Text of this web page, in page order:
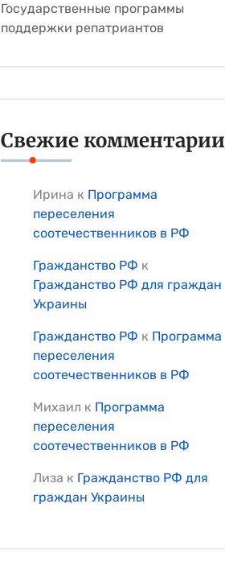
Государственные программы
поддержки репатриантов
Свежие комментарии
Ирина к Программа
переселения
соотечественников в РФ
Гражданство РФ к
Гражданство РФ для граждан
Украины
Гражданство РФ к Программа
переселения
соотечественников в РФ
Михаил к Программа
переселения
соотечественников в РФ
Лиза к Гражданство РФ для
граждан Украины